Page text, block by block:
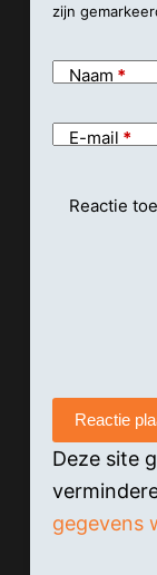
zijn
Naam *
E-mail *
Reactie
Reactie
Deze site
gegevens